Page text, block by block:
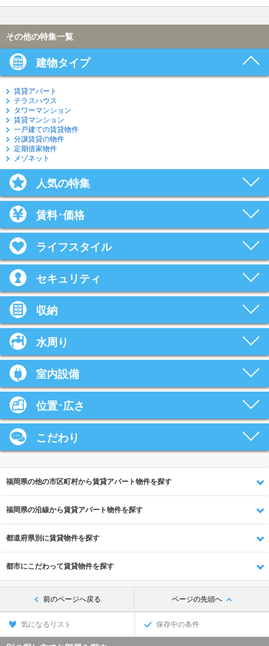
その他の特集一覧
建物タイプ
賃貸アパート
テラスハウス
タワーマンション
賃貸マンション
一戸建ての賃貸物件
分譲賃貸の物件
定期借家物件
メゾネット
人気の特集
賃料･価格
ライフスタイル
セキュリティ
収納
水周り
室内設備
位置･広さ
こだわり
福岡県の他の市区町村から賃貸アパート物件を探す
福岡県の沿線から賃貸アパート物件を探す
都道府県別に賃貸物件を探す
都市にこだわって賃貸物件を探す
前のページへ戻る ページの先頭へ
気になるリスト 保存中の条件